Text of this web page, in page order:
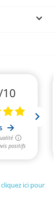

cliquez ici pour